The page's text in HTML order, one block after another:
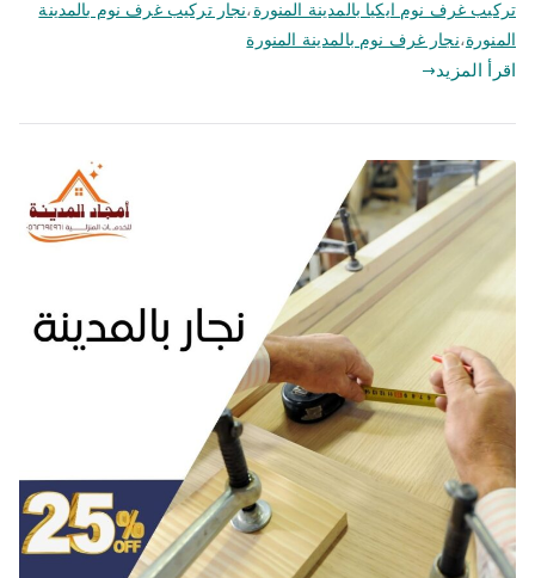
تركيب غرف نوم ايكيا بالمدينة المنورة ،نجار تركيب غرف نوم بالمدينة
المنورة،نجار غرف نوم بالمدينة المنورة
اقرأ المزيد